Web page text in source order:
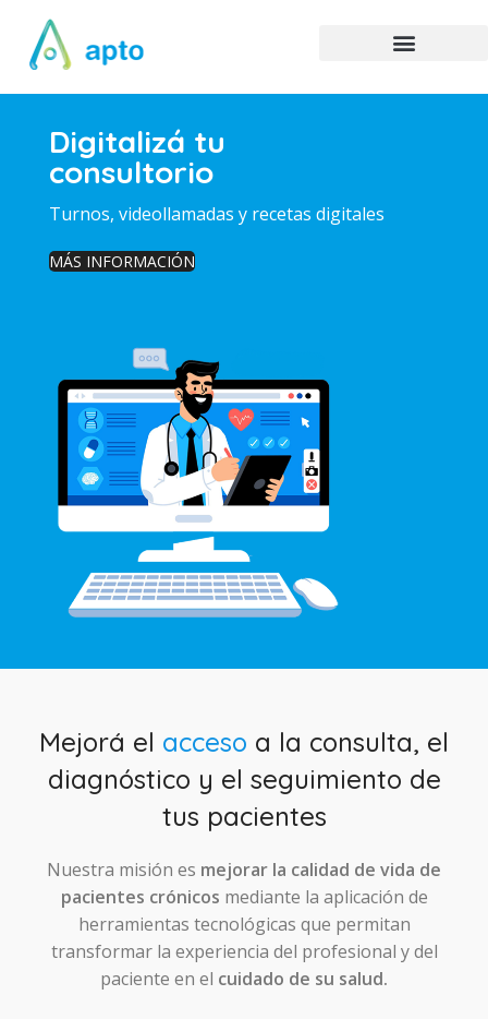
Digitalizá tu
consultorio
Turnos, videollamadas y recetas digitales
MÁS INFORMACIÓN
Mejorá el acceso a la consulta, el
diagnóstico y el seguimiento de
tus pacientes
Nuestra misión es mejorar la calidad de vida de
pacientes crónicos mediante la aplicación de
herramientas tecnológicas que permitan
transformar la experiencia del profesional y del
paciente en el cuidado de su salud.